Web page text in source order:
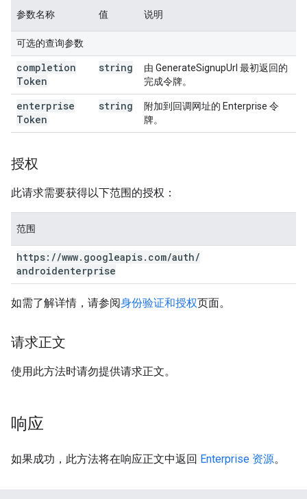
参数名称 值 说明
可选的查询参数
completion
Token
string
由 GenerateSignupUrl 最初返回的
完成令牌。
enterprise
Token
string
附加到回调网址的 Enterprise 令
牌。
授权
此请求需要获得以下范围的授权：
范围
https: //www. googleapis. com/auth/
androidenterprise
如需了解详情，请参阅身份验证和授权页面。
请求正文
使用此方法时请勿提供请求正文。
响应
如果成功，此方法将在响应正文中返回 Enterprise 资源。